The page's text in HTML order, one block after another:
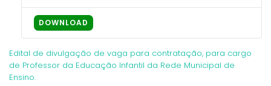
DOWNLOAD
Edital de divulgação de vaga para contratação, para cargo
de Professor da Educação Infantil da Rede Municipal de
Ensino.